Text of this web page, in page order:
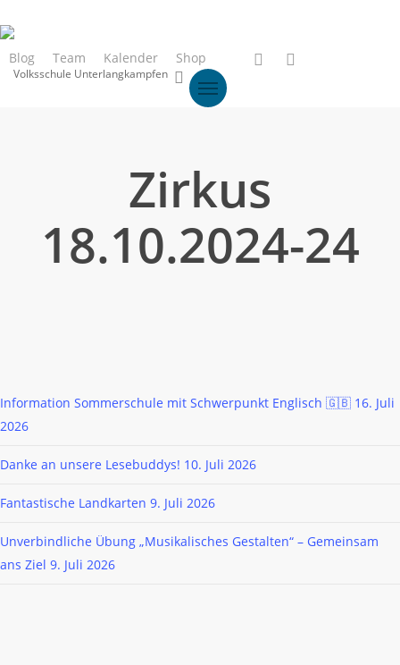
to
main
content
Blog Team Kalender Shop phone email
Volksschule Unterlangkampfen search
Zirkus
18.10.2024-24
Information Sommerschule mit Schwerpunkt Englisch 🇬🇧 16. Juli
2026
Danke an unsere Lesebuddys! 10. Juli 2026
Fantastische Landkarten 9. Juli 2026
Unverbindliche Übung „Musikalisches Gestalten“ – Gemeinsam
ans Ziel 9. Juli 2026